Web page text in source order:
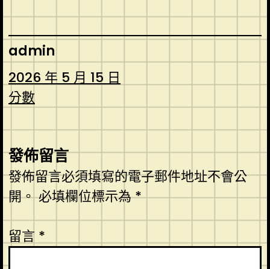
admin
2026 年 5 月 15 日
分數
發佈留言
發佈留言必須填寫的電子郵件地址不會公
開。必填欄位標示為*
留言 *